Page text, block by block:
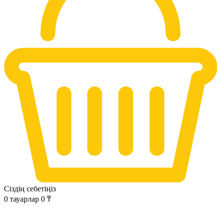
Сіздің себетіңіз
0 тауарлар 0 ₸